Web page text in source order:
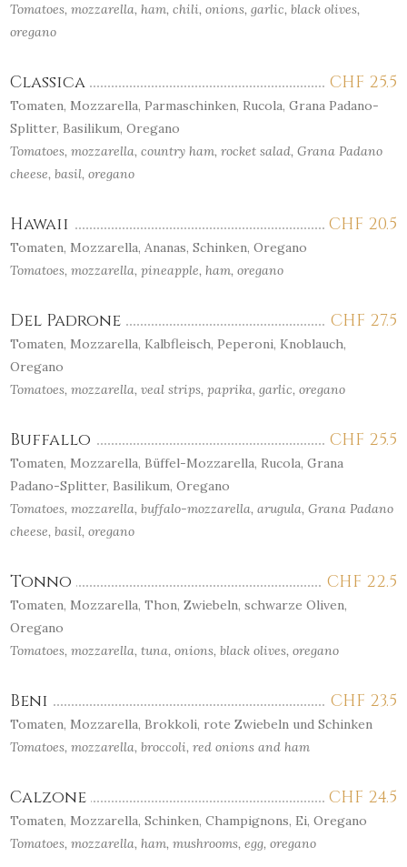
Tomatoes, mozzarella, ham, chili, onions, garlic, black olives,
oregano
CHF 25.5
Classica
Tomaten, Mozzarella, Parmaschinken, Rucola, Grana Padano-
Splitter, Basilikum, Oregano
Tomatoes, mozzarella, country ham, rocket salad, Grana Padano
cheese, basil, oregano
CHF 20.5
Hawaii
Tomaten, Mozzarella, Ananas, Schinken, Oregano
Tomatoes, mozzarella, pineapple, ham, oregano
CHF 27.5
Del Padrone
Tomaten, Mozzarella, Kalbfleisch, Peperoni, Knoblauch,
Oregano
Tomatoes, mozzarella, veal strips, paprika, garlic, oregano
CHF 25.5
Buffallo
Tomaten, Mozzarella, Büffel-Mozzarella, Rucola, Grana
Padano-Splitter, Basilikum, Oregano
Tomatoes, mozzarella, buffalo-mozzarella, arugula, Grana Padano
cheese, basil, oregano
CHF 22.5
Tonno
Tomaten, Mozzarella, Thon, Zwiebeln, schwarze Oliven,
Oregano
Tomatoes, mozzarella, tuna, onions, black olives, oregano
CHF 23.5
Beni
Tomaten, Mozzarella, Brokkoli, rote Zwiebeln und Schinken
Tomatoes, mozzarella, broccoli, red onions and ham
CHF 24.5
Calzone
Tomaten, Mozzarella, Schinken, Champignons, Ei, Oregano
Tomatoes, mozzarella, ham, mushrooms, egg, oregano